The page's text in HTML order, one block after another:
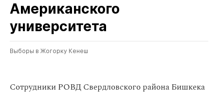
Американского
университета
Выборы в Жогорку Кенеш
Сотрудники РОВД Свердловского района Бишкека